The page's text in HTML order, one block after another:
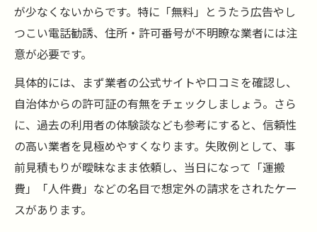
が少なくないからです。特に「無料」とうたう広告やし
つこい電話勧誘、住所・許可番号が不明瞭な業者には注
意が必要です。
具体的には、まず業者の公式サイトや口コミを確認し、
自治体からの許可証の有無をチェックしましょう。さら
に、過去の利用者の体験談なども参考にすると、信頼性
の高い業者を見極めやすくなります。失敗例として、事
前見積もりが曖昧なまま依頼し、当日になって「運搬
費」「人件費」などの名目で想定外の請求をされたケー
スがあります。